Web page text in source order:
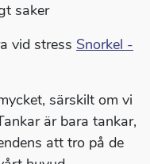
saker
vid stress Snorkel -
särskilt om vi
är bara tankar,
att tro på de